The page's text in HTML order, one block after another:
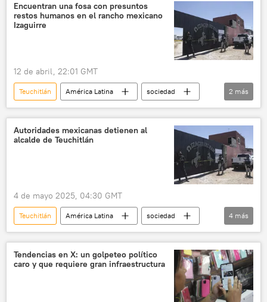
Encuentran una fosa con presuntos
restos humanos en el rancho mexicano
Izaguirre
12 de abril, 22:01 GMT
Teuchitlán América Latina
sociedad
Jalisco
seguridad
2 más
Autoridades mexicanas detienen al
alcalde de Teuchitlán
4 de mayo 2025, 04:30 GMT
Teuchitlán América Latina
sociedad
Jalisco
CJNG
seguridad
México
4 más
Tendencias en X: un golpeteo político
caro y que requiere gran infraestructura